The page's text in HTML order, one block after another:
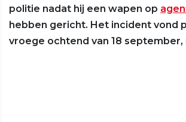
politie nadat hij een wapen op
hebben gericht. Het incident vond
vroege ochtend van 18 september,